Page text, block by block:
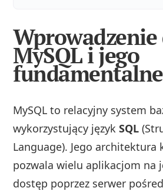
Wprowadzenie
MySQL i jego
MySQL to relacyjny system
wykorzystujący językSQL
Language). Jego architektura
pozwala wielu aplikacjom na
dostęp poprzez serwer